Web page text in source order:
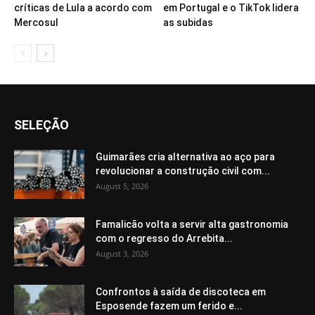
críticas de Lula a acordo com
Mercosul
em Portugal e o TikTok lidera
as subidas
SELEÇÃO
Guimarães cria alternativa ao aço para
revolucionar a construção civil com...
August 5, 2026
Famalicão volta a servir alta gastronomia
com o regresso do Arrebita...
August 3, 2026
Confrontos à saída de discoteca em
Esposende fazem um ferido e...